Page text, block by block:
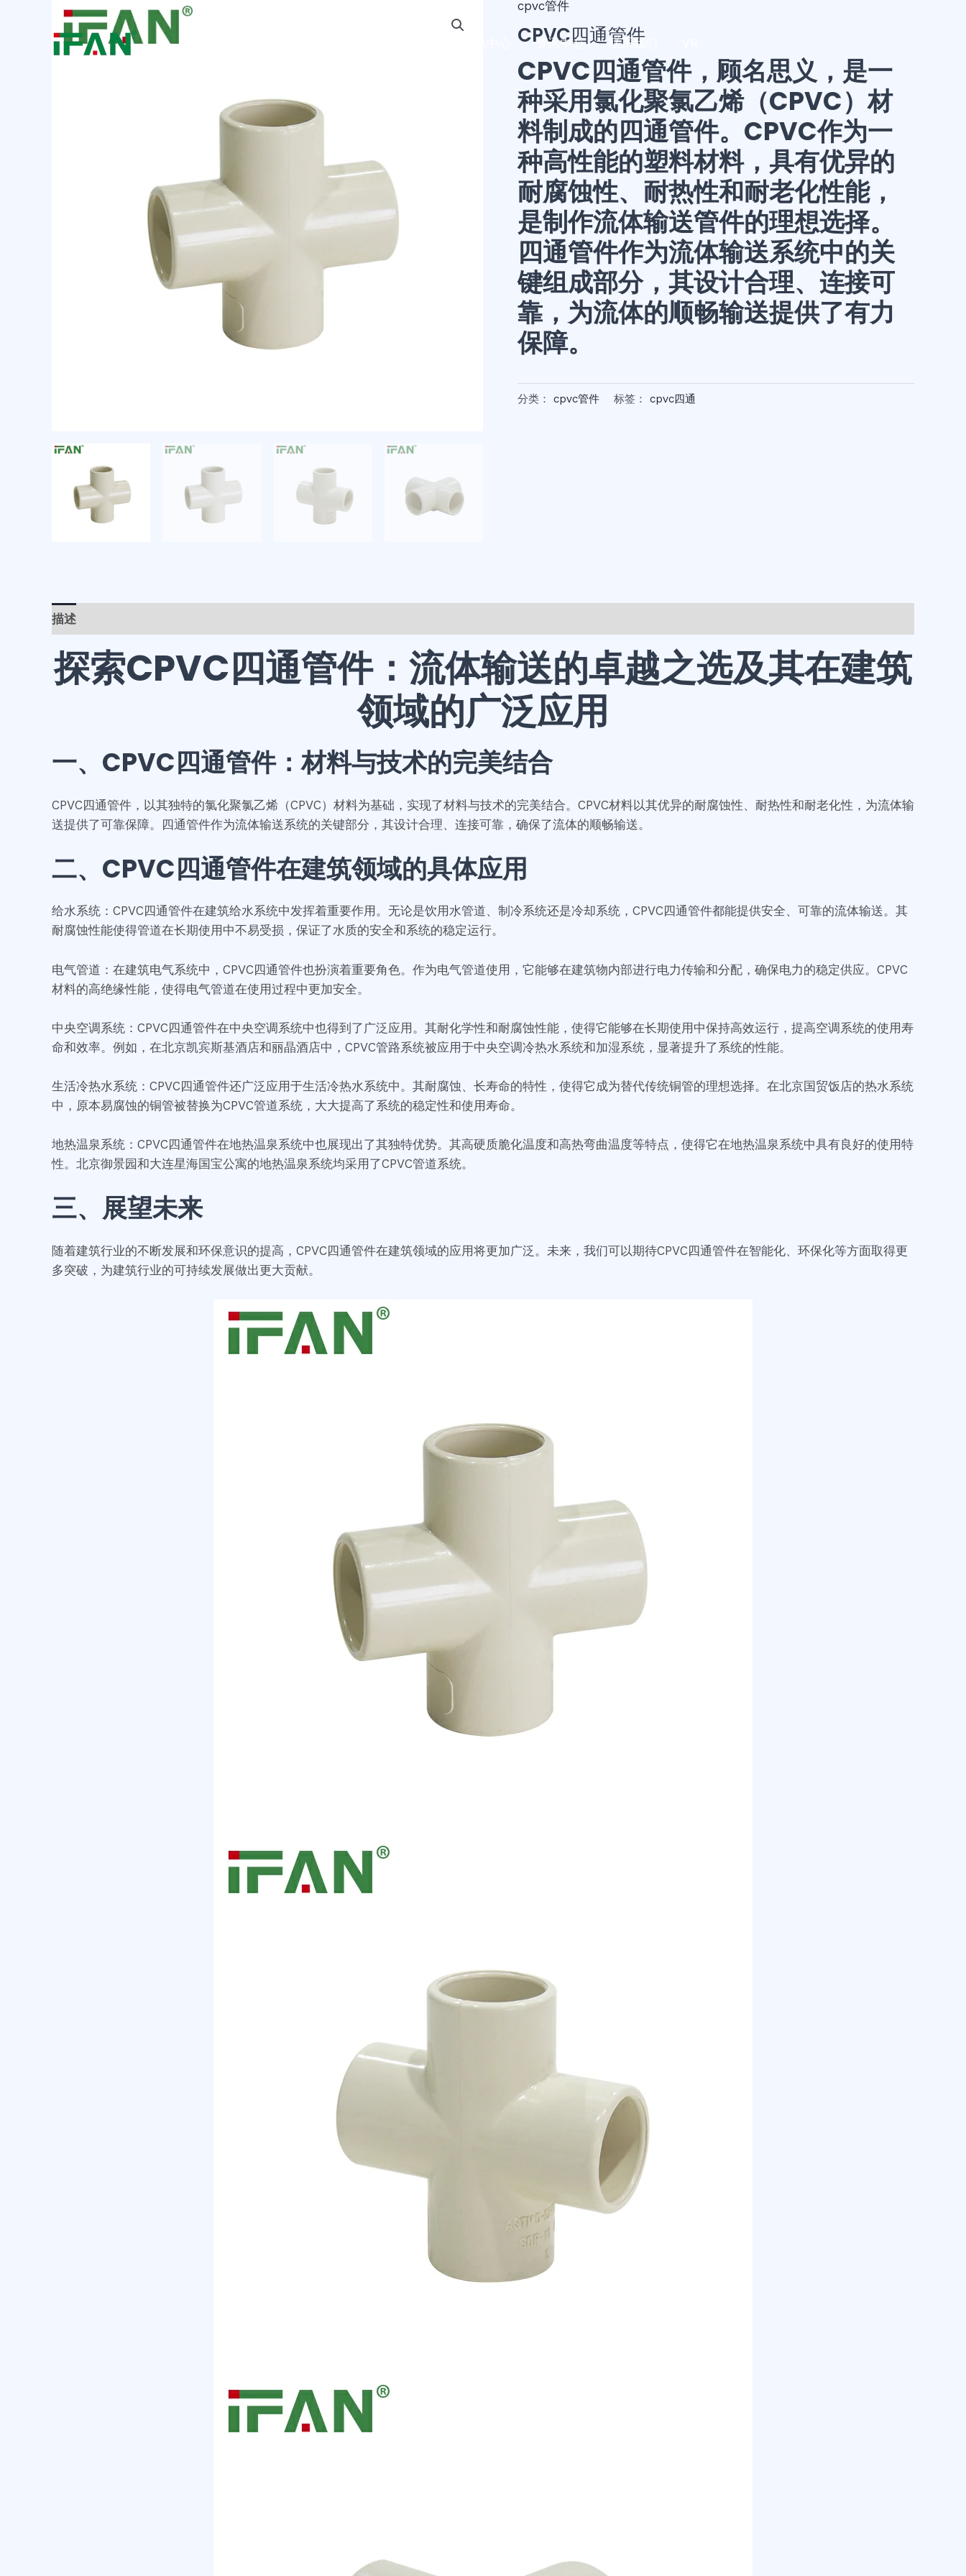
资讯中心 联系我们
cpvc管件
CPVC四通管件
CPVC四通管件，顾名思义，是一
种采用氯化聚氯乙烯（CPVC）材
料制成的四通管件。CPVC作为一
种高性能的塑料材料，具有优异的
耐腐蚀性、耐热性和耐老化性能，
是制作流体输送管件的理想选择。
四通管件作为流体输送系统中的关
键组成部分，其设计合理、连接可
靠，为流体的顺畅输送提供了有力
保障。
分类： cpvc管件 标签： cpvc四通
描述
探索CPVC四通管件：流体输送的卓越之选及其在建筑
领域的广泛应用
一、CPVC四通管件：材料与技术的完美结合
CPVC四通管件，以其独特的氯化聚氯乙烯（CPVC）材料为基础，实现了材料与技术的完美结合。CPVC材料以其优异的耐腐蚀性、耐热性和耐老化性，为流体输
送提供了可靠保障。四通管件作为流体输送系统的关键部分，其设计合理、连接可靠，确保了流体的顺畅输送。
二、CPVC四通管件在建筑领域的具体应用
给水系统：CPVC四通管件在建筑给水系统中发挥着重要作用。无论是饮用水管道、制冷系统还是冷却系统，CPVC四通管件都能提供安全、可靠的流体输送。其
耐腐蚀性能使得管道在长期使用中不易受损，保证了水质的安全和系统的稳定运行。
电气管道：在建筑电气系统中，CPVC四通管件也扮演着重要角色。作为电气管道使用，它能够在建筑物内部进行电力传输和分配，确保电力的稳定供应。CPVC
材料的高绝缘性能，使得电气管道在使用过程中更加安全。
中央空调系统：CPVC四通管件在中央空调系统中也得到了广泛应用。其耐化学性和耐腐蚀性能，使得它能够在长期使用中保持高效运行，提高空调系统的使用寿
命和效率。例如，在北京凯宾斯基酒店和丽晶酒店中，CPVC管路系统被应用于中央空调冷热水系统和加湿系统，显著提升了系统的性能。
生活冷热水系统：CPVC四通管件还广泛应用于生活冷热水系统中。其耐腐蚀、长寿命的特性，使得它成为替代传统铜管的理想选择。在北京国贸饭店的热水系统
中，原本易腐蚀的铜管被替换为CPVC管道系统，大大提高了系统的稳定性和使用寿命。
地热温泉系统：CPVC四通管件在地热温泉系统中也展现出了其独特优势。其高硬质脆化温度和高热弯曲温度等特点，使得它在地热温泉系统中具有良好的使用特
性。北京御景园和大连星海国宝公寓的地热温泉系统均采用了CPVC管道系统。
三、展望未来
随着建筑行业的不断发展和环保意识的提高，CPVC四通管件在建筑领域的应用将更加广泛。未来，我们可以期待CPVC四通管件在智能化、环保化等方面取得更
多突破，为建筑行业的可持续发展做出更大贡献。